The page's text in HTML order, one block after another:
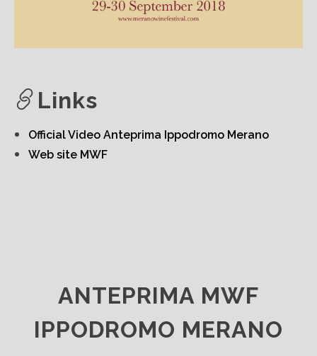
Links
Official Video Anteprima Ippodromo Merano
Web site MWF
ANTEPRIMA MWF
IPPODROMO MERANO